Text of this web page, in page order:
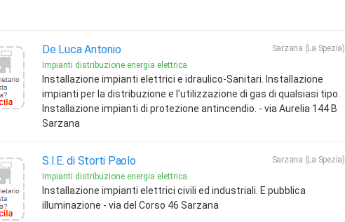
De Luca Antonio
Sarzana (La Spezia)
Impianti distribuzione energia elettrica
Installazione impianti elettrici e idraulico-Sanitari. Installazione
impianti per la distribuzione e l'utilizzazione di gas di qualsiasi tipo.
Installazione impianti di protezione antincendio. - via Aurelia 144 B
Sarzana
S.I.E. di Storti Paolo
Sarzana (La Spezia)
Impianti distribuzione energia elettrica
Installazione impianti elettrici civili ed industriali. E pubblica
illuminazione - via del Corso 46 Sarzana